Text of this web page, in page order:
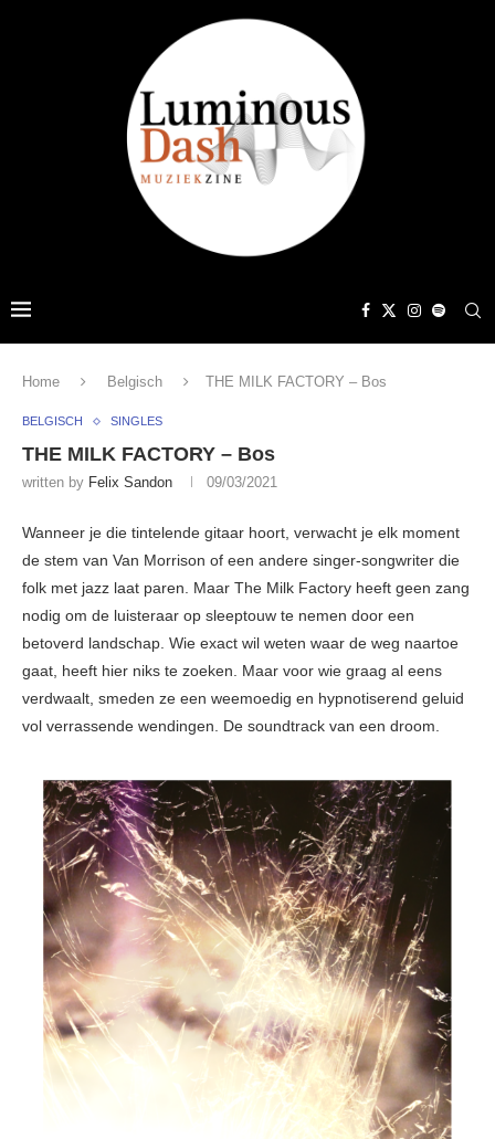
Home Belgisch THE MILK FACTORY – Bos
BELGISCH SINGLES
THE MILK FACTORY – Bos
written by Felix Sandon 09/03/2021
Wanneer je die tintelende gitaar hoort, verwacht je elk moment
de stem van Van Morrison of een andere singer-songwriter die
folk met jazz laat paren. Maar The Milk Factory heeft geen zang
nodig om de luisteraar op sleeptouw te nemen door een
betoverd landschap. Wie exact wil weten waar de weg naartoe
gaat, heeft hier niks te zoeken. Maar voor wie graag al eens
verdwaalt, smeden ze een weemoedig en hypnotiserend geluid
vol verrassende wendingen. De soundtrack van een droom.